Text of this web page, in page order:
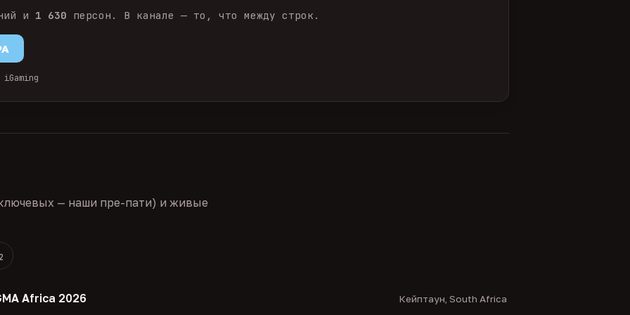
и 1 630 персон. В канале — то, что между строк.
— наши пре-пати) и живые
Africa 2026 Кейптаун, South Africa